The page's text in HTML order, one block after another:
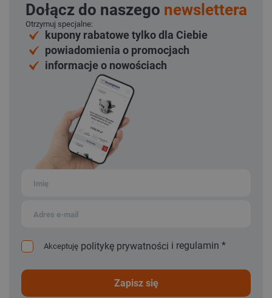
Dołącz do naszego newslettera
Otrzymuj specjalne:
kupony rabatowe tylko dla Ciebie
powiadomienia o promocjach
informacje o nowościach
Akceptuję politykę prywatności i regulamin *
zapisz się